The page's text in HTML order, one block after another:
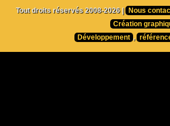
Tout droits réservés 2008-2026 |
Nous
Création
Développement ,